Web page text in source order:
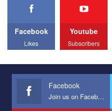
Facebook
Likes
Youtube
Subscribers
Facebook
Join us on Facebook